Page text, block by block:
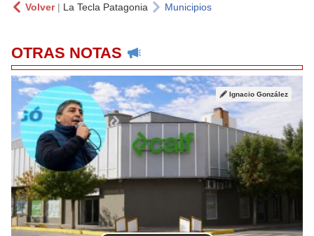
Volver| La Tecla Patagonia Municipios
OTRAS NOTAS
Ignacio González